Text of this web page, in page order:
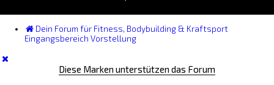
Dein Forum für Fitness, Bodybuilding & Kraftsport
Eingangsbereich Vorstellung
Diese Marken unterstützen das Forum